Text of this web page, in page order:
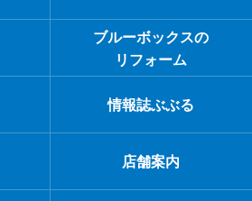
ブルーボックスの
リフォーム
情報誌ぶぶる
店舗案内